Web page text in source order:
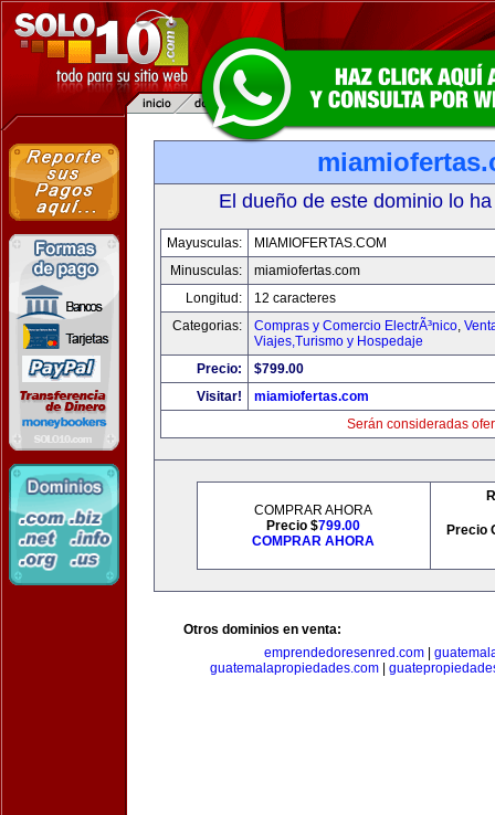
El dueño de este dominio lo
Mayusculas:
MIAMIOFERTAS.COM
Minusculas:
miamiofertas.com
Longitud:
12 caracteres
Categorias:
Compras y Comercio ElectrÃ³nico,
Viajes,Turismo y Hospedaje
Precio:
$799.00
Visitar!
miamiofertas.com
Serán consideradas
COMPRAR AHORA
Precio $799.00
COMPRAR AHORA
Precio
Otros dominios en venta:
emprendedoresenred.com|
guatemalapropiedades.com|